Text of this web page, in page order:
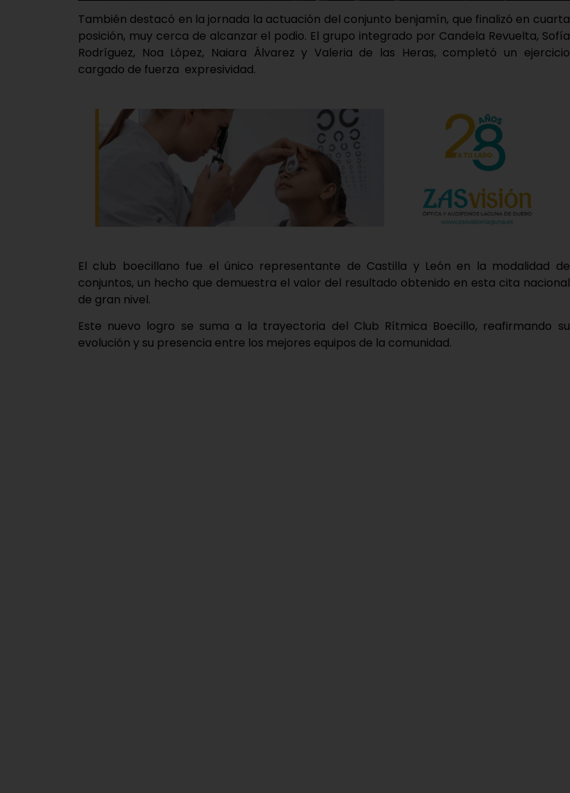
También destacó en la jornada la actuación del conjunto benjamín, que finalizó en cuarta
posición, muy cerca de alcanzar el podio. El grupo integrado por Candela Revuelta, Sofía
Rodríguez, Noa López, Naiara Álvarez y Valeria de las Heras, completó un ejercicio
cargado de fuerza expresividad.
El club boecillano fue el único representante de Castilla y León en la modalidad de
conjuntos, un hecho que demuestra el valor del resultado obtenido en esta cita nacional
de gran nivel.
Este nuevo logro se suma a la trayectoria del Club Rítmica Boecillo, reafirmando su
evolución y su presencia entre los mejores equipos de la comunidad.